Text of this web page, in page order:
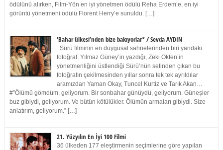
ödülünü alırken, Film-Yön en iyi yönetmen ödülü Reha Erdem’e, en iyi
görüntü yönetmeni ödülü Florent Herry’e sunuldu. […]
‘Bahar ülkesi’nden bize bakıyorlar* / Sevda AYDIN
Sürü filminin en duygusal sahnelerinden biri yandaki
fotoğraf. Yılmaz Güney’in yazdığı, Zeki Ökten’in
yönetmenliğini üstlendiği Sürü’nün setinden çıkan bu
fotoğrafın çekilmesinden yıllar sonra tek tek ayrıldılar
aramızdan Yaman Okay, Tuncel Kurtiz ve Tarık Akan…
#”Ölümü gömdüm, geliyorum. Bir sonbahar günüydü, geliyorum. Güneşler
buz gibiydi, geliyorum. Ve bütün kötülükler. Ölümün armaları gibiydi. Size
anlatırım, geliyorum.” […]
21. Yüzyılın En İyi 100 Filmi
36 ülkeden 177 eleştirmenin seçimlerine göre yapılan